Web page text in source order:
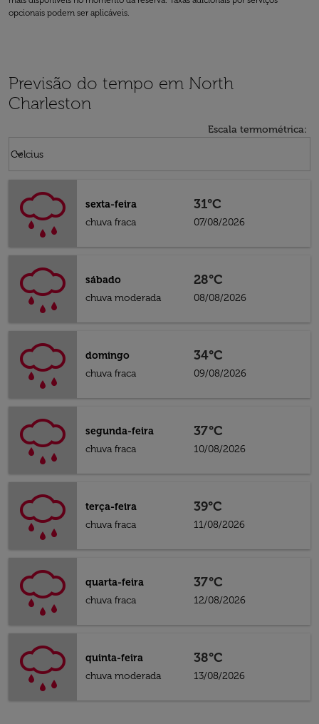
opcionais podem ser aplicáveis.
Previsão do tempo em North
Charleston
Escala termométrica:
Celcius
keyboard_arrow_down
sexta-feira
chuva fraca
31°C
07/08/2026
sábado
chuva moderada
28°C
08/08/2026
domingo
chuva fraca
34°C
09/08/2026
segunda-feira
chuva fraca
37°C
10/08/2026
terça-feira
chuva fraca
39°C
11/08/2026
quarta-feira
chuva fraca
37°C
12/08/2026
quinta-feira
chuva moderada
38°C
13/08/2026